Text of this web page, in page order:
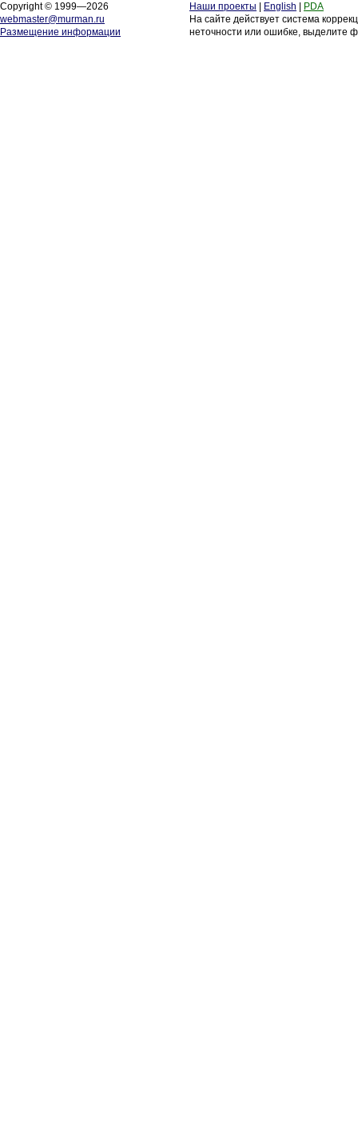
Copyright © 1999—2026
webmaster@murman.ru
Размещение информации
Наши проекты English
PDA
На сайте действует система
неточности или ошибке, выделите